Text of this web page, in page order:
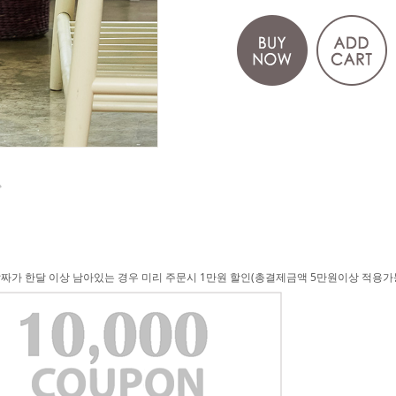
가 한달 이상 남아있는 경우 미리 주문시 1만원 할인(총결제금액 5만원이상 적용가